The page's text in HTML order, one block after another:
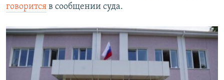
говорится в сообщении суда.